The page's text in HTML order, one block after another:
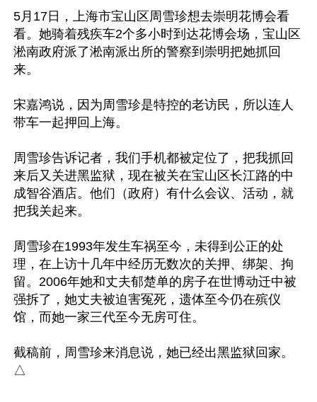
5月17日，上海市宝山区周雪珍想去崇明花博会看
看。她骑着残疾车2个多小时到达花博会场，宝山区
淞南政府派了淞南派出所的警察到崇明把她抓回
来。
宋嘉鸿说，因为周雪珍是特控的老访民，所以连人
带车一起押回上海。
周雪珍告诉记者，我们手机都被定位了，把我抓回
来后又关进黑监狱，现在被关在宝山区长江路的中
成智谷酒店。他们（政府）有什么会议、活动，就
把我关起来。
周雪珍在1993年发生车祸至今，未得到公正的处
理，在上访十几年中经历无数次的关押、绑架、拘
留。2006年她和丈夫郁楚单的房子在世博动迁中被
强拆了，她丈夫被迫害冤死，遗体至今仍在殡仪
馆，而她一家三代至今无房可住。
截稿前，周雪珍来消息说，她已经出黑监狱回家。